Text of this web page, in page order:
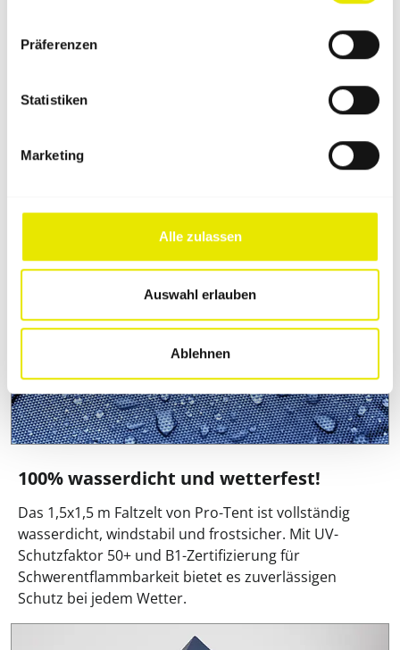
Präferenzen
Statistiken
Marketing
Alle zulassen
Auswahl erlauben
Ablehnen
1,5x1,5 m Faltzelt Highlights
100% wasserdicht und wetterfest!
Das 1,5x1,5 m Faltzelt von Pro-Tent ist vollständig
wasserdicht, windstabil und frostsicher. Mit UV-
Schutzfaktor 50+ und B1-Zertifizierung für
Schwerentflammbarkeit bietet es zuverlässigen
Schutz bei jedem Wetter.